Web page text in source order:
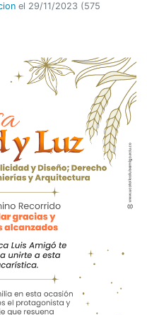
el 29/11/2023 (575